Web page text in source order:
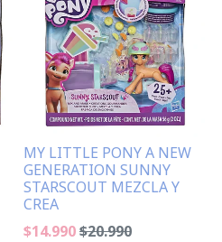
MY LITTLE PONY A NEW
GENERATION SUNNY
STARSCOUT MEZCLA Y
CREA
$14.990$20.990